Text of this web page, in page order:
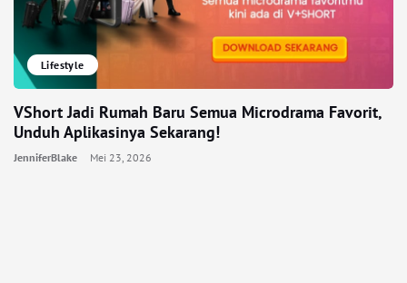
Lifestyle
VShort Jadi Rumah Baru Semua Microdrama Favorit,
Unduh Aplikasinya Sekarang!
JenniferBlake Mei 23, 2026